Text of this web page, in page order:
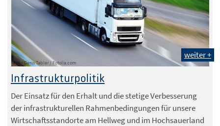
Foto: Denis Tabler / Fotolia.com
weiter +
Infrastrukturpolitik
Der Einsatz für den Erhalt und die stetige Verbesserung
der infrastrukturellen Rahmenbedingungen für unsere
Wirtschaftsstandorte am Hellweg und im Hochsauerland